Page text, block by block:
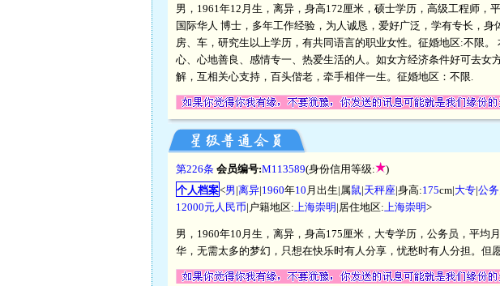
男，1961年12月生，离异，身高172厘米，硕士学历，高级工程师，
国际华人 博士，多年工作经验，为人诚恳，爱好广泛，学有专长，
房、车，研究生以上学历，有共同语言的职业女性。征婚地区:不限
心、心地善良、感情专一、热爱生活的人。如女方经济条件好可去
解，互相关心支持，百头偕老，牵手相伴一生。征婚地区：不限.
第226条 会员编号:M113589(身份信用等级:
)
个人档案<男|离异|1960年10 月出生|属鼠|天秤座|身高:175cm|大专|公
12000元人民币|户籍地区: 上海崇明|居住地区: 上海崇明>
男，1960年10月生，离异，身高175厘米，大专学历，公务员，平
华，无需太多的梦幻，只想在快乐时有人分享，忧愁时有人分担。但